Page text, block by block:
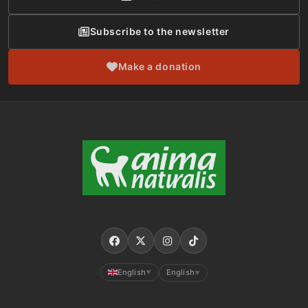
Subscribe to the newsletter
Make a donation
English ▼ English ▼